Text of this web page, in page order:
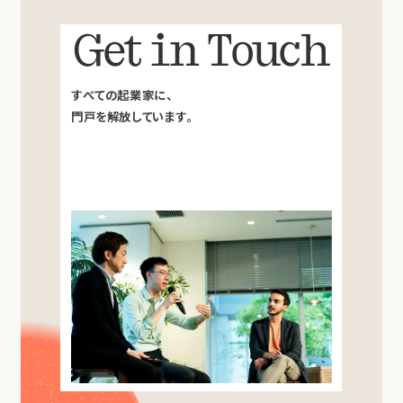
Get in Touch
すべての起業家に、
門戸を解放しています。